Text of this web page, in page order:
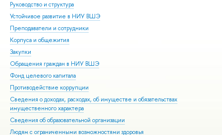
Руководство и структура
Устойчивое развитие в НИУ ВШЭ
Преподаватели и сотрудники
Корпуса и общежития
Закупки
Обращения граждан в НИУ ВШЭ
Фонд целевого капитала
Противодействие коррупции
Сведения о доходах, расходах, об имуществе и обязательствах
имущественного характера
Сведения об образовательной организации
Людям с ограниченными возможностями здоровья